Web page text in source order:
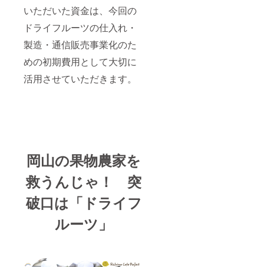
いただいた資金は、今回の
ドライフルーツの仕入れ・
製造・通信販売事業化のた
めの初期費用として大切に
活用させていただきます。
岡山の果物農家を
救うんじゃ！ 突
破口は「ドライフ
ルーツ」